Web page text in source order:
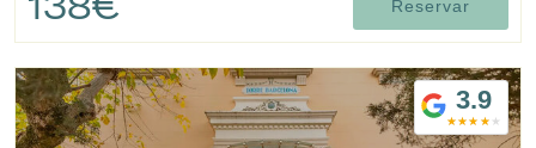
Reservar
3.9